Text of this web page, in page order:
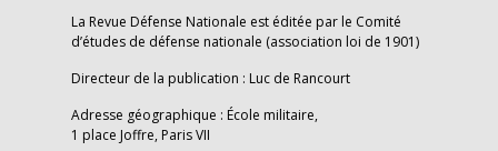
La Revue Défense Nationale est éditée par le Comité
d’études de défense nationale (association loi de 1901)
Directeur de la publication : Luc de Rancourt
Adresse géographique : École militaire,
1 place Joffre, Paris VII